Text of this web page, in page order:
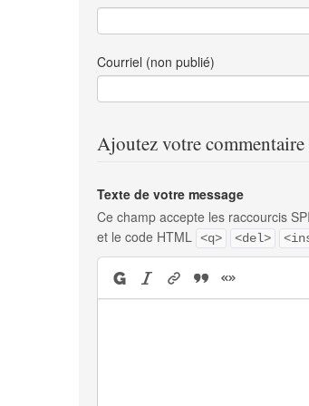
Courriel (non publié)
Ajoutez votre
Texte de votre message
Ce champ accepte les raccourcis
et le code HTML <q> <del>